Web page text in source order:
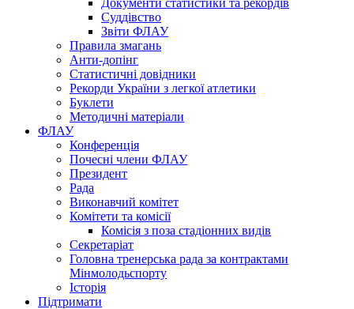
Суддівство
Звіти ФЛАУ
Правила змагань
Анти-допінг
Статистичні довідники
Рекорди України з легкої атлетики
Буклети
Методичні матеріали
ФЛАУ
Конференція
Почесні члени ФЛАУ
Президент
Рада
Виконавчий комітет
Комітети та комісії
Комісія з поза стадіонних видів
Секретаріат
Головна тренерська рада за контрактами
Мінмолодьспорту
Історія
Підтримати